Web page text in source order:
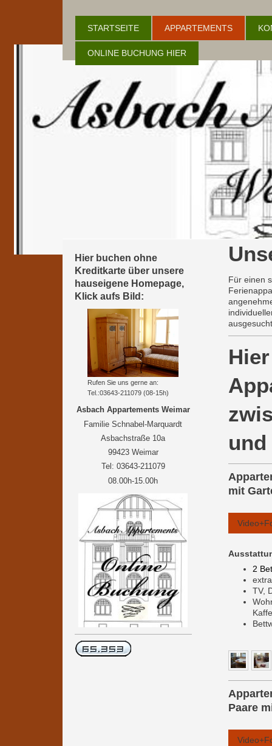
STARTSEITE APPARTEMENTS
ONLINE BUCHUNG HIER
Für einen
und
mit
2
TV,
Paare
Hier buchen ohne
Kreditkarte über unsere
hauseigene Homepage,
Klick aufs Bild:
Rufen Sie uns gerne an:
Tel.:03643-211079 (08-15h)
Asbach Appartements Weimar
Familie Schnabel-Marquardt
Asbachstraße 10a
99423 Weimar
Tel: 03643-211079
08.00h-15.00h